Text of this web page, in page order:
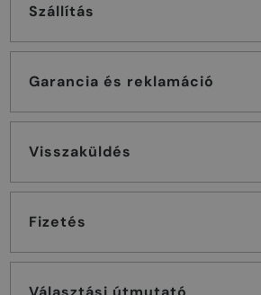
Szállítás
Garancia és reklamáció
Visszaküldés
Fizetés